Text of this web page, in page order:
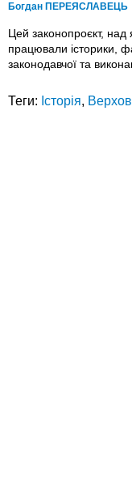
Богдан ПЕРЕЯСЛАВЕЦЬ
Цей законопроєкт, над
працювали історики,
законодавчої та
Теги: Історія,